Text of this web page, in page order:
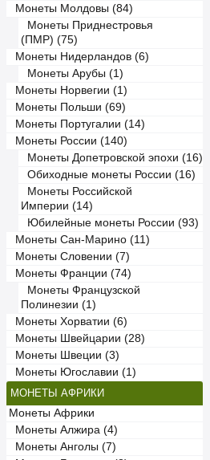
Монеты Молдовы (84)
Монеты Приднестровья
(ПМР) (75)
Монеты Нидерландов (6)
Монеты Арубы (1)
Монеты Норвегии (1)
Монеты Польши (69)
Монеты Португалии (14)
Монеты России (140)
Монеты Допетровской эпохи (16)
Обиходные монеты России (16)
Монеты Российской
Империи (14)
Юбилейные монеты России (93)
Монеты Сан-Марино (11)
Монеты Словении (7)
Монеты Франции (74)
Монеты Французской
Полинезии (1)
Монеты Хорватии (6)
Монеты Швейцарии (28)
Монеты Швеции (3)
Монеты Югославии (1)
МОНЕТЫ АФРИКИ
Монеты Африки
Монеты Алжира (4)
Монеты Анголы (7)